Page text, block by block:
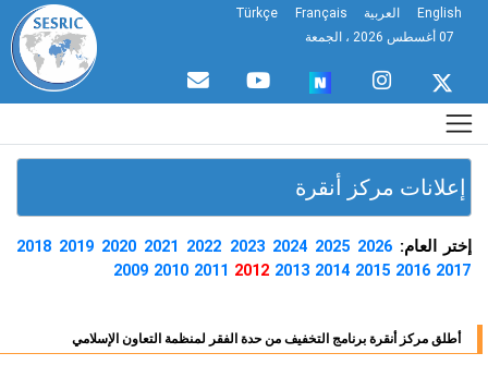
English العربية Français
Türkçe
إعلانات مركز أنقرة
إختر العام:2026
2025
2024
2023
2022
2021
2020
2019
2018
2017
2016
2015
2014
2013
2012
2011
2010
2009
أطلق مركز أنقرة برنامج التخفيف من حدة الفقر لمنظمة التعاون الإسلامي